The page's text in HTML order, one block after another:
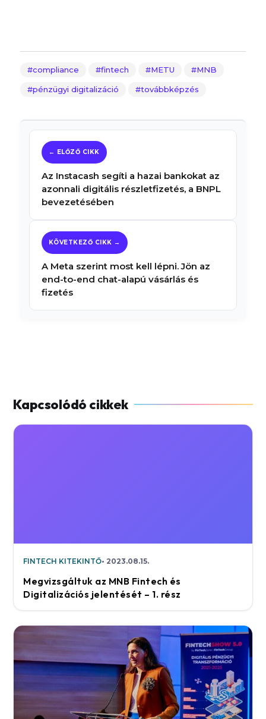
compliance fintech METU MNB
pénzügyi digitalizáció továbbképzés
Az Instacash segíti a hazai bankokat az
azonnali digitális részletfizetés, a BNPL
bevezetésében
A Meta szerint most kell lépni. Jön az
end-to-end chat-alapú vásárlás és
fizetés
FINTECH KITEKINTŐ 2023.08.15.
Megvizsgáltuk az MNB Fintech és
Digitalizációs jelentését – 1. rész